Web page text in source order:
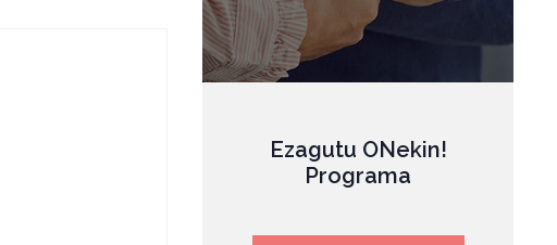
Ezagutu ONekin!
Programa